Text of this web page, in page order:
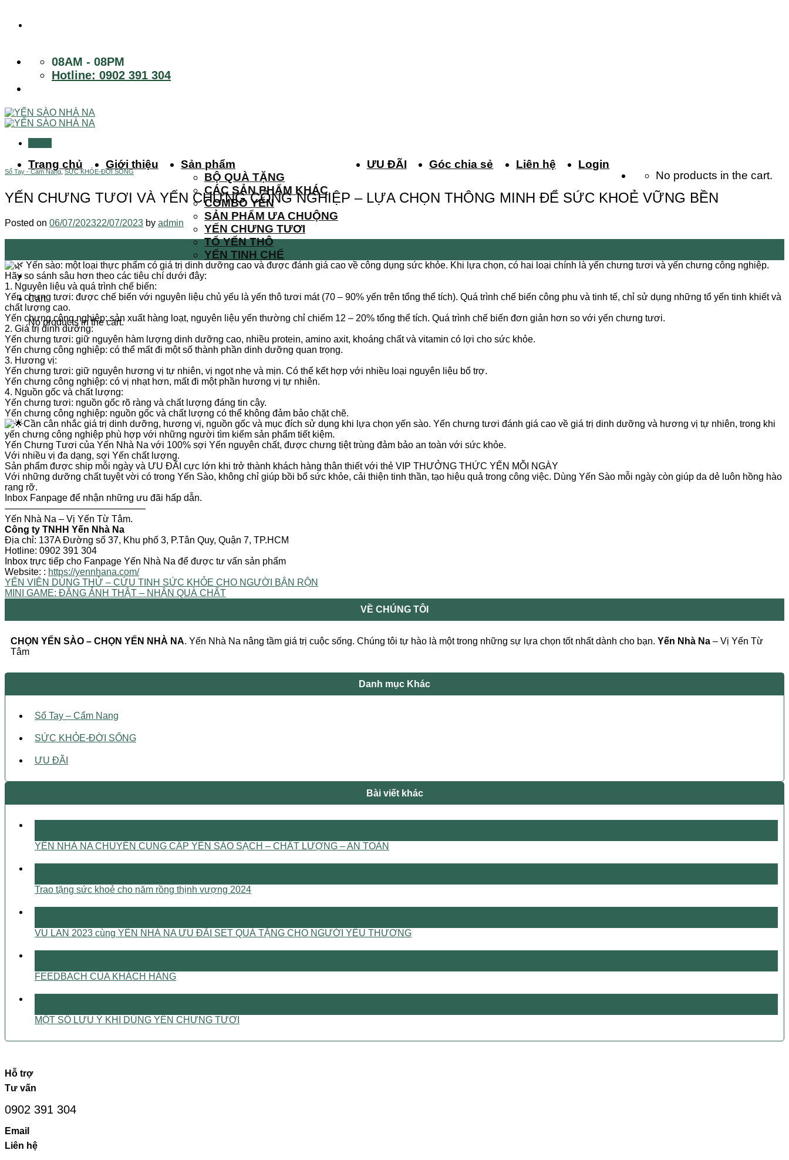
08AM - 08PM
Hotline: 0902 391 304
Trang chủ Giới thiệu
Sản phẩm
BỘ QUÀ TẶNG
CÁC SẢN PHẨM KHÁC
COMBO YẾN
SẢN PHẨM ƯA CHUỘNG
YẾN CHƯNG TƯƠI
TỔ YẾN THÔ
YẾN TINH CHẾ
ƯU ĐÃI Góc chia sẻ Liên hệ
Login
No products in the cart.
Cart
No products in the cart.
Sổ Tay - Cẩm Nang,SỨC KHỎE-ĐỜI SỐNG
YẾN CHƯNG TƯƠI VÀ YẾN CHƯNG CÔNG NGHIỆP – LỰA CHỌN THÔNG MINH ĐỂ SỨC KHOẺ VỮNG BỀN
Posted on 06/07/202322/07/2023 by admin
Yến sào: một loại thực phẩm có giá trị dinh dưỡng cao và được đánh giá cao về công dụng sức khỏe. Khi lựa chọn, có hai loại chính là yến chưng tươi và yến chưng công nghiệp.
Hãy so sánh sâu hơn theo các tiêu chí dưới đây:
1. Nguyên liệu và quá trình chế biến:
Yến chưng tươi: được chế biến với nguyên liệu chủ yếu là yến thô tươi mát (70 – 90% yến trên tổng thể tích). Quá trình chế biến công phu và tinh tế, chỉ sử dụng những tổ yến tinh khiết và
chất lượng cao.
Yến chưng công nghiệp: sản xuất hàng loạt, nguyên liệu yến thường chỉ chiếm 12 – 20% tổng thể tích. Quá trình chế biến đơn giản hơn so với yến chưng tươi.
2. Giá trị dinh dưỡng:
Yến chưng tươi: giữ nguyên hàm lượng dinh dưỡng cao, nhiều protein, amino axit, khoáng chất và vitamin có lợi cho sức khỏe.
Yến chưng công nghiệp: có thể mất đi một số thành phần dinh dưỡng quan trọng.
3. Hương vị:
Yến chưng tươi: giữ nguyên hương vị tự nhiên, vị ngọt nhẹ và mịn. Có thể kết hợp với nhiều loại nguyên liệu bổ trợ.
Yến chưng công nghiệp: có vị nhạt hơn, mất đi một phần hương vị tự nhiên.
4. Nguồn gốc và chất lượng:
Yến chưng tươi: nguồn gốc rõ ràng và chất lượng đáng tin cậy.
Yến chưng công nghiệp: nguồn gốc và chất lượng có thể không đảm bảo chặt chẽ.
Cần cân nhắc giá trị dinh dưỡng, hương vị, nguồn gốc và mục đích sử dụng khi lựa chọn yến sào. Yến chưng tươi đánh giá cao về giá trị dinh dưỡng và hương vị tự nhiên, trong khi
yến chưng công nghiệp phù hợp với những người tìm kiếm sản phẩm tiết kiệm.
Yến Chưng Tươi của Yến Nhà Na với 100% sợi Yến nguyên chất, được chưng tiệt trùng đảm bảo an toàn với sức khỏe.
Với nhiều vị đa dạng, sợi Yến chất lượng.
Sản phẩm được ship mỗi ngày và ƯU ĐÃI cực lớn khi trở thành khách hàng thân thiết với thẻ VIP THƯỞNG THỨC YẾN MỖI NGÀY
Với những dưỡng chất tuyệt vời có trong Yến Sào, không chỉ giúp bồi bổ sức khỏe, cải thiện tinh thần, tạo hiệu quả trong công việc. Dùng Yến Sào mỗi ngày còn giúp da dẻ luôn hồng hào
rạng rỡ.
Inbox Fanpage để nhận những ưu đãi hấp dẫn.
———————————————
Yến Nhà Na – Vị Yến Từ Tâm.
Công ty TNHH Yến Nhà Na
Địa chỉ: 137A Đường số 37, Khu phố 3, P.Tân Quy, Quận 7, TP.HCM
Hotline: 0902 391 304
Inbox trực tiếp cho Fanpage Yến Nhà Na để được tư vấn sản phẩm
Website: : https://yennhana.com/
YẾN VIÊN DÙNG THỬ – CỨU TINH SỨC KHỎE CHO NGƯỜI BẬN RỘN
MINI GAME: ĐĂNG ẢNH THẬT – NHẬN QUÀ CHẤT
VỀ CHÚNG TÔI
CHỌN YẾN SÀO – CHỌN YẾN NHÀ NA. Yến Nhà Na nâng tầm giá trị cuộc sống. Chúng tôi tự hào là một trong những sự lựa chọn tốt nhất dành cho bạn. Yến Nhà Na – Vị Yến Từ
Tâm
Danh mục Khác
Sổ Tay – Cẩm Nang
SỨC KHỎE-ĐỜI SỐNG
ƯU ĐÃI
Bài viết khác
YẾN NHÀ NA CHUYÊN CUNG CẤP YẾN SÀO SẠCH – CHẤT LƯỢNG – AN TOÀN
Trao tặng sức khoẻ cho năm rồng thịnh vượng 2024
VU LAN 2023 cùng YẾN NHÀ NA ƯU ĐÃI SET QUÀ TẶNG CHO NGƯỜI YÊU THƯƠNG
FEEDBACH CỦA KHÁCH HÀNG
MỘT SỐ LƯU Ý KHI DÙNG YẾN CHƯNG TƯƠI
Hỗ trợ
Tư vấn
0902 391 304
Email
Liên hệ